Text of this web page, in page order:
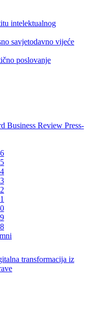
intelektualnog
savjetodavno vijeće
poslovanje
Business Review Press-
transformacija iz